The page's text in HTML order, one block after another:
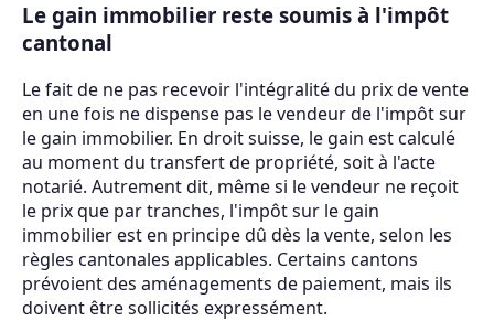
Le gain immobilier reste soumis à l'impôt
cantonal
Le fait de ne pas recevoir l'intégralité du prix de vente
en une fois ne dispense pas le vendeur de l'impôt sur
le gain immobilier. En droit suisse, le gain est calculé
au moment du transfert de propriété, soit à l'acte
notarié. Autrement dit, même si le vendeur ne reçoit
le prix que par tranches, l'impôt sur le gain
immobilier est en principe dû dès la vente, selon les
règles cantonales applicables. Certains cantons
prévoient des aménagements de paiement, mais ils
doivent être sollicités expressément.